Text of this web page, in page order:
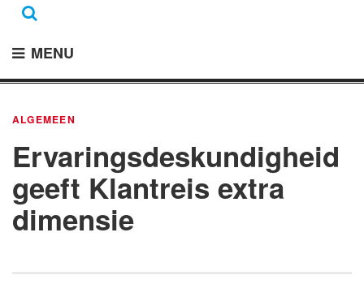
MENU
ALGEMEEN
Ervaringsdeskundigheid
geeft Klantreis extra
dimensie